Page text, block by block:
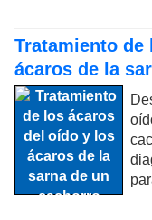
Tratamiento
ácaros de la